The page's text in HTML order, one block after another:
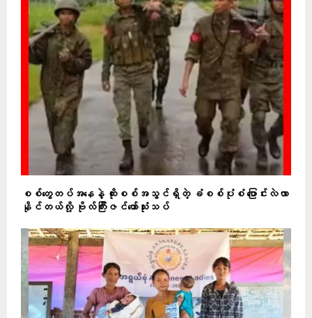
စစ်တွေတပ်အနေနဲ့ ထိုးစစ်အသွင်ရှိတဲ့ ခံစစ်ပုံစံ ပြောင်းလဲလာ
နိုင်တယ်လို့ ဗိုလ်ကြီးဇင်ယော်သုံးသပ်